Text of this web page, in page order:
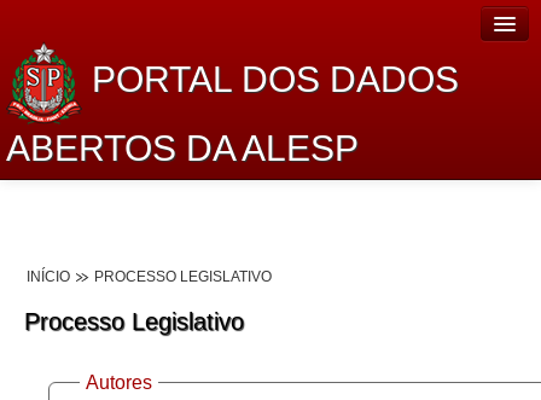
PORTAL DOS DADOS
ABERTOS DA ALESP
Lei de Acesso à Informação
Dados Governamentais Abertos
INÍCIO PROCESSO LEGISLATIVO
Processo Legislativo
Autores